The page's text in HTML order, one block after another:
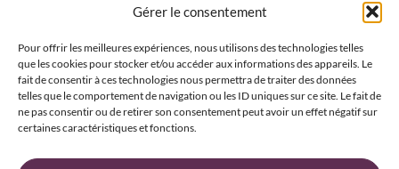
Gérer le consentement
Pour offrir les meilleures expériences, nous utilisons des technologies telles
que les cookies pour stocker et/ou accéder aux informations des appareils. Le
fait de consentir à ces technologies nous permettra de traiter des données
telles que le comportement de navigation ou les ID uniques sur ce site. Le fait de
ne pas consentir ou de retirer son consentement peut avoir un effet négatif sur
certaines caractéristiques et fonctions.